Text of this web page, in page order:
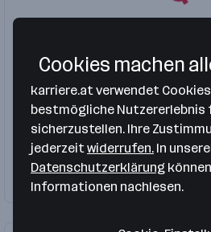
Wien,Graz
Internet, IT, Telekom
Analyst Test Manager
Test
Consultant
Firma folgen
Cookies machen
karriere.at verwendet
bestmögliche Nutzererlebnis
sicherzustellen. Ihre
jederzeitwiderrufen. In
Datenschutzerklärung
Informationen nachlesen.